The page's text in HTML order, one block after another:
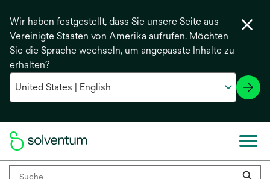
Wir haben festgestellt, dass Sie unsere Seite aus
Vereinigte Staaten von Amerika aufrufen. Möchten
Sie die Sprache wechseln, um angepasste Inhalte zu
erhalten?